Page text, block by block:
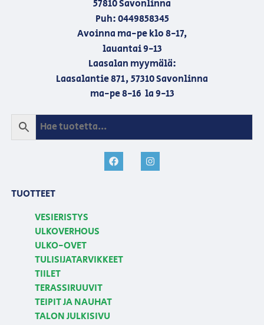
57810 Savonlinna
Puh: 0449858345
Avoinna ma-pe klo 8-17,
lauantai 9-13
Laasalan myymälä:
Laasalantie 871, 57310 Savonlinna
ma-pe 8-16 la 9-13
TUOTTEET
VESIERISTYS
ULKOVERHOUS
ULKO-OVET
TULISIJATARVIKKEET
TIILET
TERASSIRUUVIT
TEIPIT JA NAUHAT
TALON JULKISIVU